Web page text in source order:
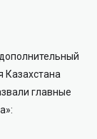
Казахстана
главные